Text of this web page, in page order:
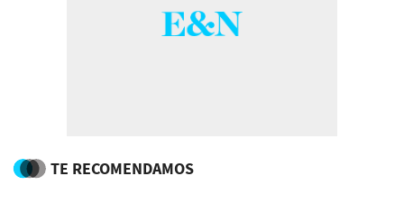
TE RECOMENDAMOS